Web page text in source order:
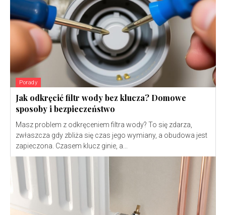
Porady
Jak odkręcić filtr wody bez klucza? Domowe
sposoby i bezpieczeństwo
Masz problem z odkręceniem filtra wody? To się zdarza,
zwłaszcza gdy zbliża się czas jego wymiany, a obudowa jest
zapieczona. Czasem klucz ginie, a...